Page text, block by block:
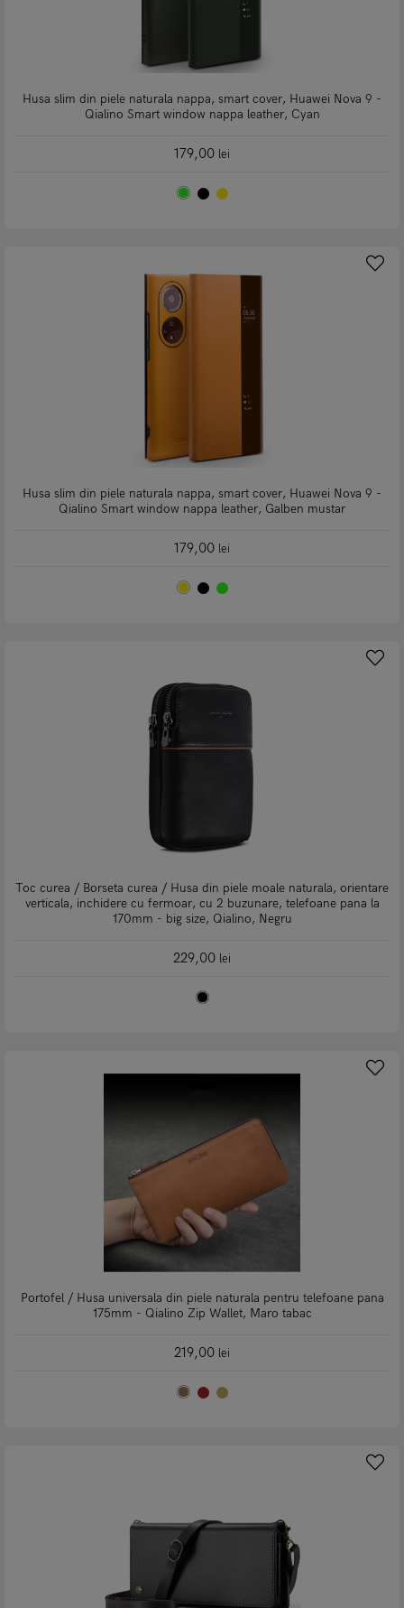
Husa slim din piele naturala nappa, smart cover, Huawei Nova 9 -
Qialino Smart window nappa leather, Cyan
179,00 lei
Husa slim din piele naturala nappa, smart cover, Huawei Nova 9 -
Qialino Smart window nappa leather, Galben mustar
179,00 lei
Toc curea / Borseta curea / Husa din piele moale naturala, orientare
verticala, inchidere cu fermoar, cu 2 buzunare, telefoane pana la
170mm - big size, Qialino, Negru
229,00 lei
Portofel / Husa universala din piele naturala pentru telefoane pana
175mm - Qialino Zip Wallet, Maro tabac
219,00 lei